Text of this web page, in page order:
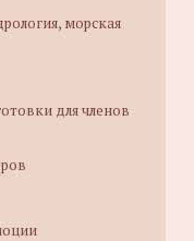
морская
для членов